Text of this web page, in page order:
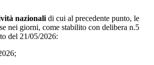
nazionali di cui al precedente punto, le
nei giorni, come stabilito con delibera n.5
del 21/05/2026: